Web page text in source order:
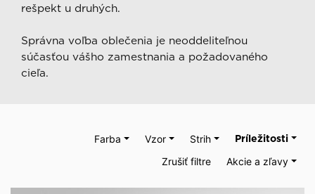
rešpekt u druhých.
Správna voľba oblečenia je neoddeliteľnou
súčasťou vášho zamestnania a požadovaného
cieľa.
Príležitosti
Strih
Vzor
Farba
Akcie a zľavy
Zrušiť filtre